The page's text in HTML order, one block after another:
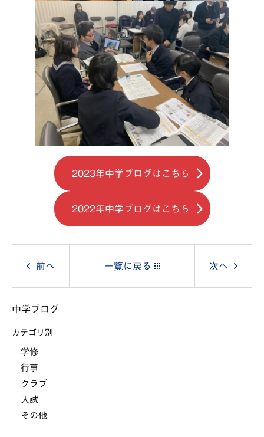
2023年中学ブログはこちら
2022年中学ブログはこちら
稿
ナ
ゲ
ー
前へ 一覧に戻る 次へ
中学ブログ
カテゴリ別
学修
行事
クラブ
入試
その他